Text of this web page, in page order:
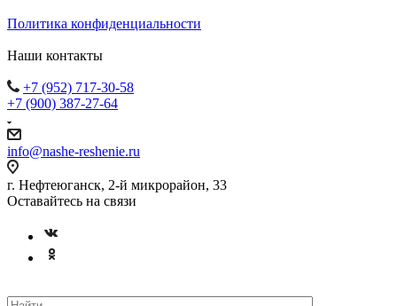
Политика конфиденциальности
Наши контакты
+7 (952) 717-30-58
+7 (900) 387-27-64
info@nashe-reshenie.ru
г. Нефтеюганск, 2-й микрорайон, 33
Оставайтесь на связи